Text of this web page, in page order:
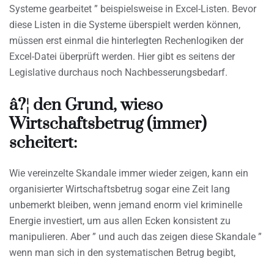
Systeme gearbeitet ” beispielsweise in Excel-Listen. Bevor
diese Listen in die Systeme überspielt werden können,
müssen erst einmal die hinterlegten Rechenlogiken der
Excel-Datei überprüft werden. Hier gibt es seitens der
Legislative durchaus noch Nachbesserungsbedarf.
â?¦ den Grund, wieso
Wirtschaftsbetrug (immer)
scheitert:
Wie vereinzelte Skandale immer wieder zeigen, kann ein
organisierter Wirtschaftsbetrug sogar eine Zeit lang
unbemerkt bleiben, wenn jemand enorm viel kriminelle
Energie investiert, um aus allen Ecken konsistent zu
manipulieren. Aber ” und auch das zeigen diese Skandale ”
wenn man sich in den systematischen Betrug begibt,